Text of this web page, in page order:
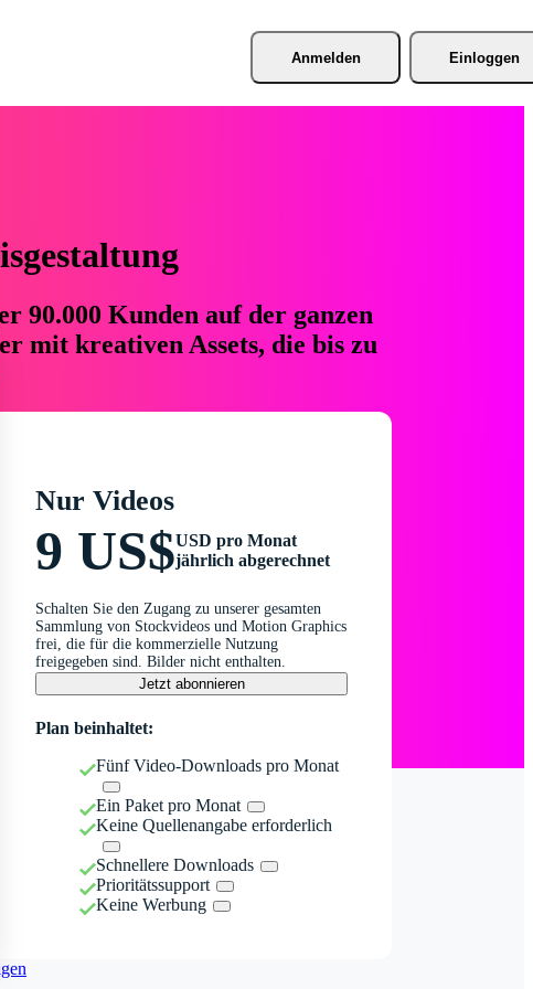
Anmelden Einloggen
90.000 Kunden auf der ganzen
mit kreativen Assets, die bis zu
Nur Videos
9 US$USD pro Monat
jährlich abgerechnet
Schalten Sie den Zugang zu unserer gesamten
Sammlung von Stockvideos und Motion Graphics
frei, die für die kommerzielle Nutzung
freigegeben sind. Bilder nicht enthalten.
Jetzt abonnieren
Plan beinhaltet:
Fünf Video-Downloads pro Monat
Ein Paket pro Monat
Keine Quellenangabe erforderlich
Schnellere Downloads
Prioritätssupport
Keine Werbung